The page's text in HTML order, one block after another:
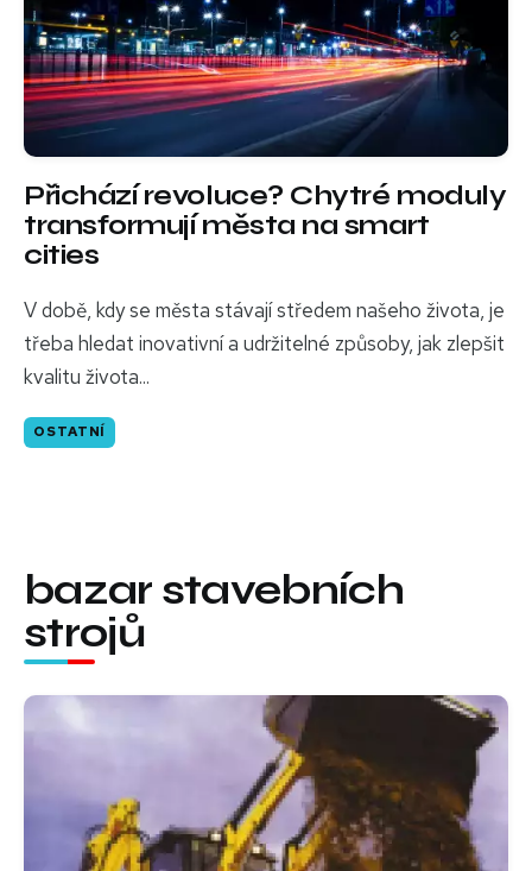
Přichází revoluce? Chytré moduly
transformují města na smart
cities
V době, kdy se města stávají středem našeho života, je
třeba hledat inovativní a udržitelné způsoby, jak zlepšit
kvalitu života...
OSTATNÍ
bazar stavebních
strojů